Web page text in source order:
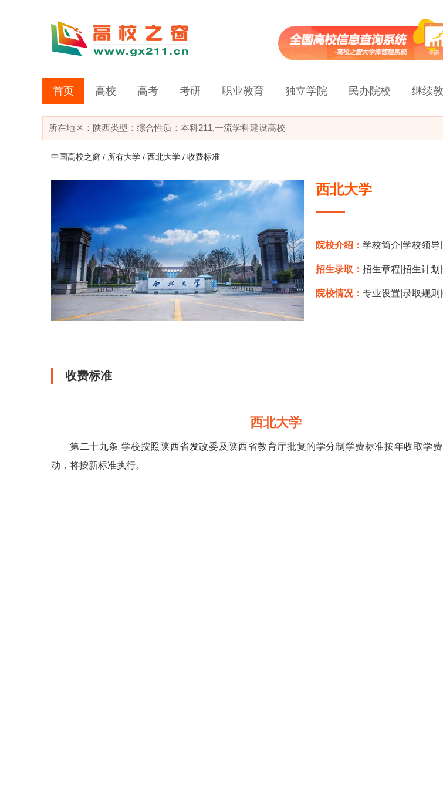
首页 高校 高考 考研 职业教育 独立学院 民办院校 继续
所在地区： 陕西类型： 综合性质：本科211,一流学科建设高校
中国高校之窗 / 所有大学 / 西北大学 / 收费标准
西北大学
院校介绍：学校简介 |学校领导
招生录取：招生章程 |招生计划 |
院校情况：专业设置 |录取规则 |
收费标准
西北大学
第二十九条 学校按照陕西省发改委及陕西省教育厅批复的学分制学费标准按年收取学
动，将按新标准执行。